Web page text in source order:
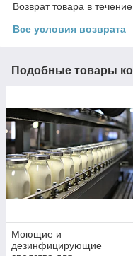
Возврат товара в
Все условия возврата
Подобные товары
Моющие и
дезинфицирующие